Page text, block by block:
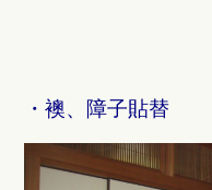
・襖、障子貼替